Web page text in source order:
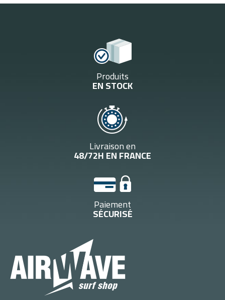
Produits
EN STOCK
Livraison en
48/72H EN FRANCE
Paiement
SÉCURISÉ